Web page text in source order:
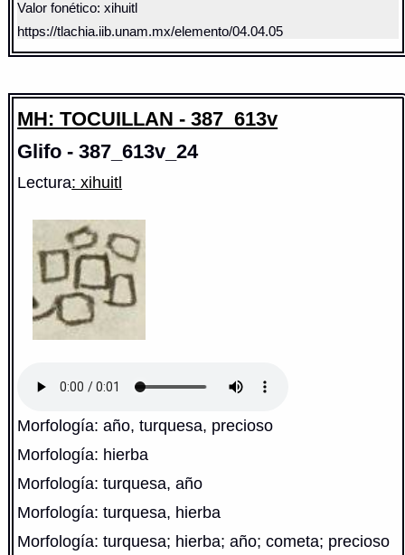
Valor fonético: xihuitl
https://tlachia.iib.unam.mx/elemento/04.04.05
MH: TOCUILLAN - 387_613v
Glifo - 387_613v_24
Lectura: xihuitl
Morfología: año, turquesa, precioso
Morfología: hierba
Morfología: turquesa, año
Morfología: turquesa, hierba
Morfología: turquesa; hierba; año; cometa; precioso